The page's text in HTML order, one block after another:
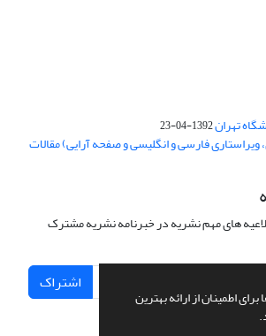
اطمینان از ارائه بهترین
1392-04-23
فارسی و انگلیسی و صفحه آرایی) مقالات
های مهم نشریه در خبرنامه نشریه مشترک
اشتراک